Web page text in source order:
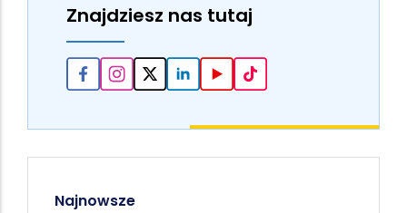
Znajdziesz nas tutaj
Najnowsze